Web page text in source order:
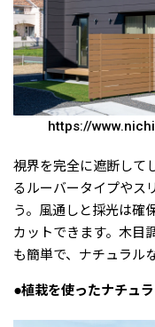
https://
視界を完全に遮断して
るルーバータイプやス
う。風通しと採光は確
カットできます。木目
も簡単で、ナチュラル
●植栽を使ったナチュ